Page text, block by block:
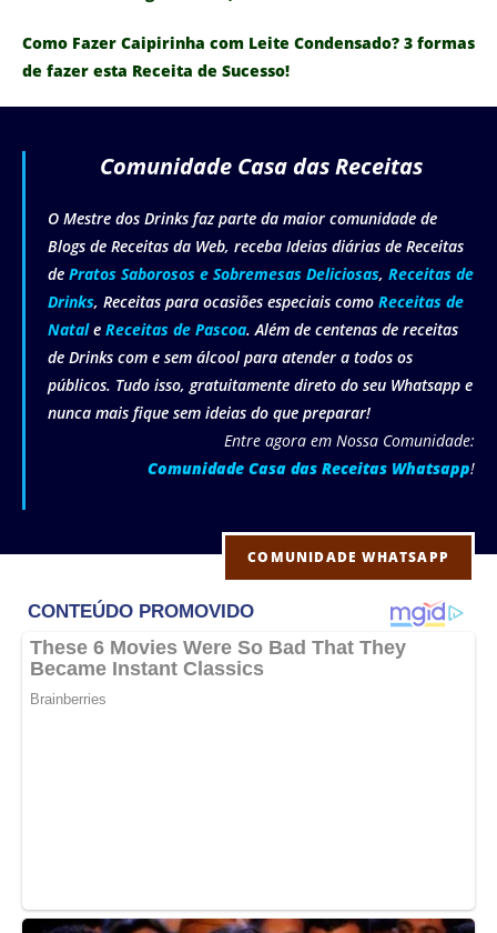
Como Fazer Caipirinha com Leite Condensado? 3 formas
de fazer esta Receita de Sucesso!
Comunidade Casa das Receitas
O Mestre dos Drinks faz parte da maior comunidade de
Blogs de Receitas da Web, receba Ideias diárias de Receitas
de Pratos Saborosos e Sobremesas Deliciosas, Receitas de
Drinks, Receitas para ocasiões especiais como Receitas de
Natale Receitas de Pascoa. Além de centenas de receitas
de Drinks com e sem álcool para atender a todos os
públicos. Tudo isso, gratuitamente direto do seu Whatsapp e
nunca mais fique sem ideias do que preparar!
Entre agora em Nossa Comunidade:
Comunidade Casa das Receitas Whatsapp!
COMUNIDADE WHATSAPP